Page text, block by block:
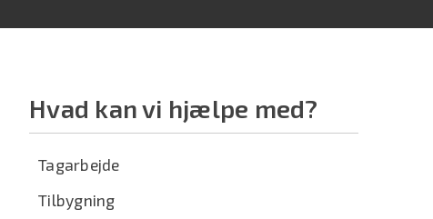
Hvad kan vi hjælpe med?
Tagarbejde
Tilbygning